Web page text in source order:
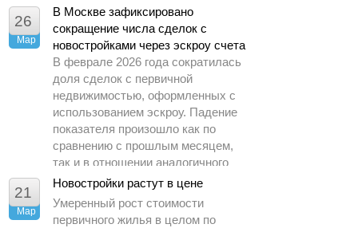
демонстрирует заметное
охлаждение спроса по сравнению
с предыдущими периодами.
26
Мар
В Москве зафиксировано
сокращение числа сделок с
новостройками через эскроу счета
В феврале 2026 года сократилась
доля сделок с первичной
недвижимостью, оформленных с
использованием эскроу. Падение
показателя произошло как по
сравнению с прошлым месяцем,
так и в отношении аналогичного
периода 2025 года.
21
Мар
Новостройки растут в цене
Умеренный рост стоимости
первичного жилья в целом по